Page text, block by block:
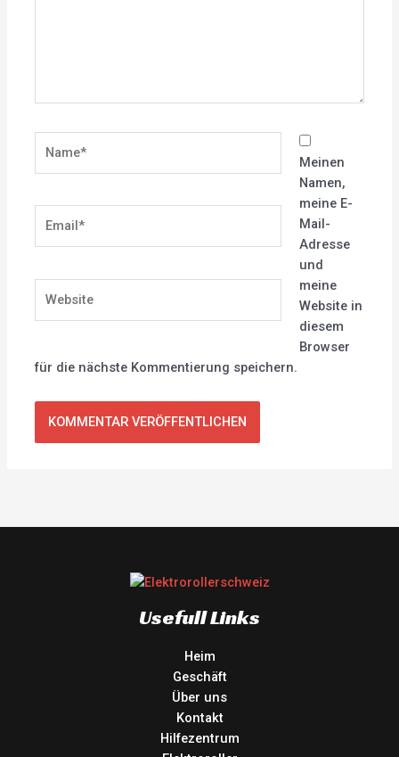
Meinen
Namen,
meine E-
Mail-
Adresse
und
meine
Website in
diesem
Browser
für die nächste Kommentierung speichern.
Usefull Links
Heim
Geschäft
Über uns
Kontakt
Hilfezentrum